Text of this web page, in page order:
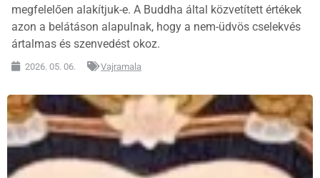
megfelelően alakítjuk-e. A Buddha által közvetített értékek
azon a belátáson alapulnak, hogy a nem-üdvös cselekvés
ártalmas és szenvedést okoz.
2026. 05. 06. Vajramala